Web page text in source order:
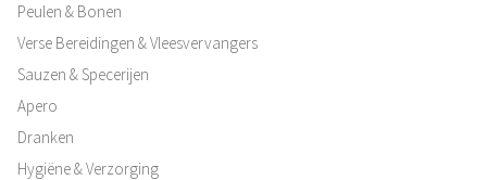
Peulen & Bonen
Verse Bereidingen & Vleesvervangers
Sauzen & Specerijen
Apero
Dranken
Hygiëne & Verzorging